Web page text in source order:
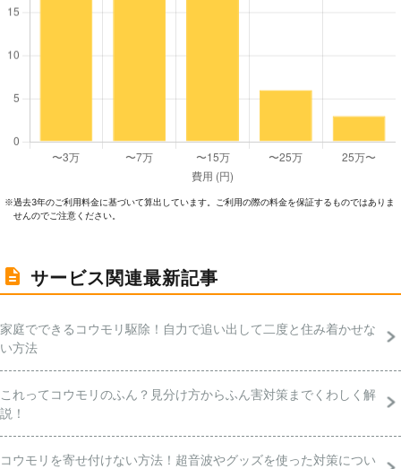
※過去3年のご利⽤料⾦に基づいて算出しています。ご利⽤の際の料⾦を保証するものではありま
せんのでご注意ください。
サービス関連最新記事
家庭でできるコウモリ駆除！自力で追い出して二度と住み着かせな
い方法
これってコウモリのふん？見分け方からふん害対策までくわしく解
説！
コウモリを寄せ付けない方法！超音波やグッズを使った対策につい